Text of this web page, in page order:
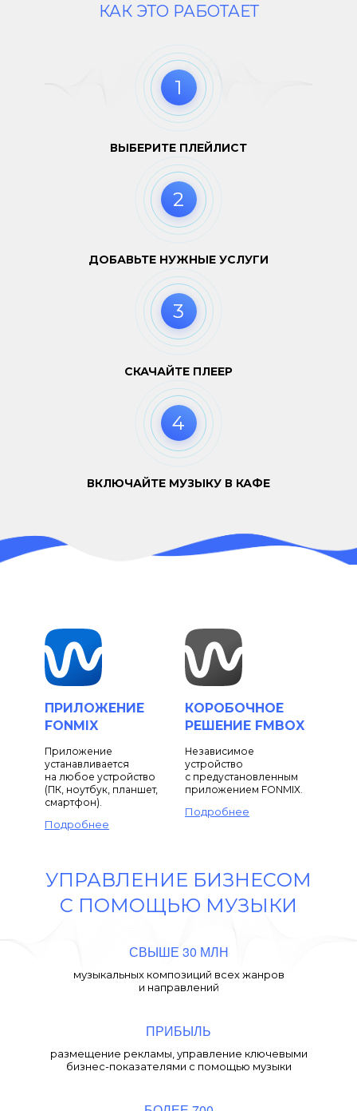
КАК ЭТО РАБОТАЕТ
1
ВЫБЕРИТЕ ПЛЕЙЛИСТ
2
ДОБАВЬТЕ НУЖНЫЕ УСЛУГИ
3
СКАЧАЙТЕ ПЛЕЕР
4
ВКЛЮЧАЙТЕ МУЗЫКУ В КАФЕ
ПРИЛОЖЕНИЕ
FONMIX
Приложение
устанавливается
на любое устройство
(ПК, ноутбук, планшет,
смартфон).
Подробнее
КОРОБОЧНОЕ
РЕШЕНИЕ FMBOX
Независимое
устройство
с предустановленным
приложением FONMIX.
Подробнее
УПРАВЛЕНИЕ БИЗНЕСОМ
С ПОМОЩЬЮ МУЗЫКИ
СВЫШЕ 30 МЛН
музыкальных композиций всех жанров
и направлений
ПРИБЫЛЬ
размещение рекламы, управление ключевыми
бизнес-показателями с помощью музыки